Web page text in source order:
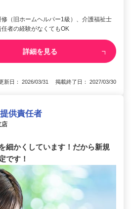
（旧ホームヘルパー1級）、介護福祉士
者の経験がなくてもOK
詳細を見る
新日： 2026/03/31 掲載終了日： 2027/03/30
供責任者
店
細かくしています！だから新規
です！